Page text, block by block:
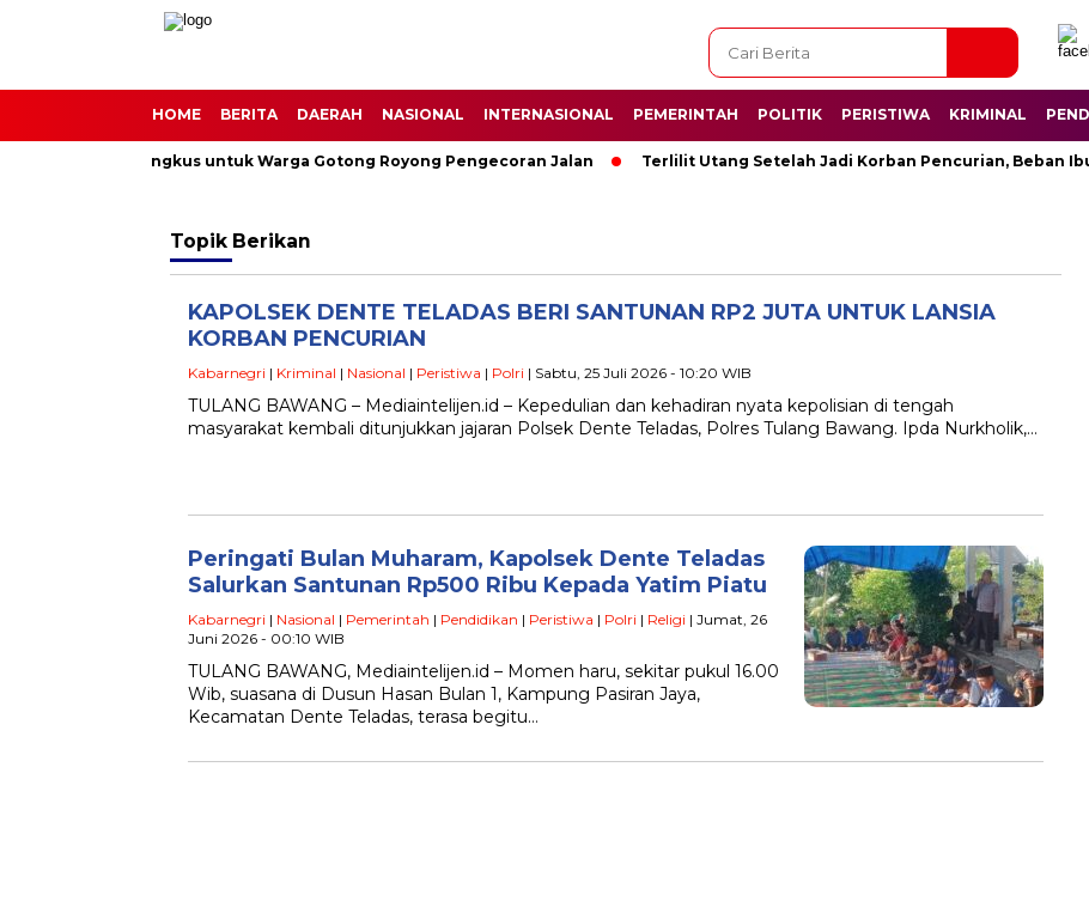
HOME BERITA DAERAH NASIONAL INTERNASIONAL PEMERINTAH POLITIK PERISTIWA KRIMINAL
30 Nasi Bungkus untuk Warga Gotong Royong Pengecoran Jalan Terlilit Utang Setelah Jadi Korban Pencurian, Beban
Topik Berikan
KAPOLSEK DENTE TELADAS BERI SANTUNAN RP2 JUTA UNTUK LANSIA
KORBAN PENCURIAN
Kabarnegri | Kriminal | Nasional | Peristiwa | Polri | Sabtu, 25 Juli 2026 - 10:20 WIB
TULANG BAWANG – Mediaintelijen.id – Kepedulian dan kehadiran nyata kepolisian di tengah
masyarakat kembali ditunjukkan jajaran Polsek Dente Teladas, Polres Tulang Bawang. Ipda Nurkholik,…
Peringati Bulan Muharam, Kapolsek Dente Teladas
Salurkan Santunan Rp500 Ribu Kepada Yatim Piatu
Kabarnegri | Nasional | Pemerintah | Pendidikan | Peristiwa | Polri | Religi | Jumat, 26
Juni 2026 - 00:10 WIB
TULANG BAWANG, Mediaintelijen.id – Momen haru, sekitar pukul 16.00
Wib, suasana di Dusun Hasan Bulan 1, Kampung Pasiran Jaya,
Kecamatan Dente Teladas, terasa begitu…